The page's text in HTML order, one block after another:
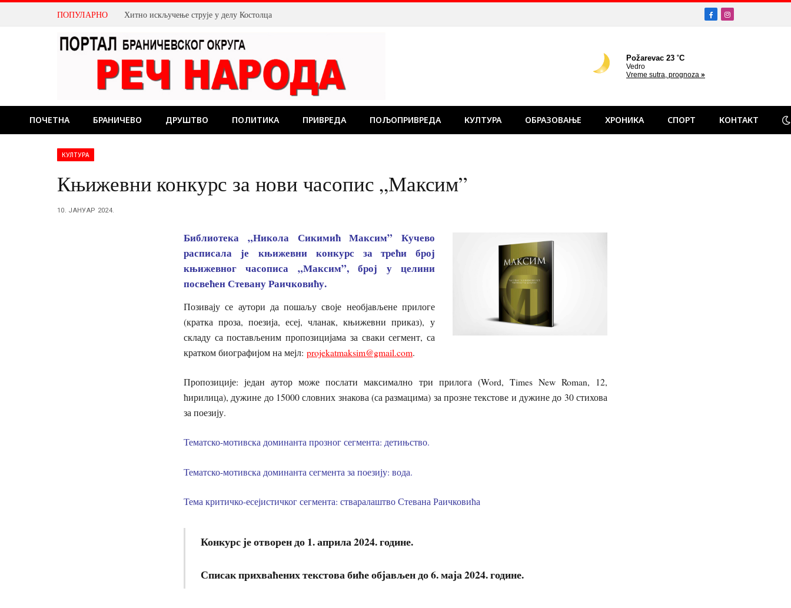
ПОПУЛАРНО Хитно искључење струје у делу Костолца FacebookInstagram
ПОЧЕТНА БРАНИЧЕВО ДРУШТВО ПОЛИТИКА ПРИВРЕДА ПОЉОПРИВРЕДА КУЛТУРА ОБРАЗОВАЊЕ ХРОНИКА СПОРТ КОНТАКТ
КУЛТУРА
Књижевни конкурс за нови часопис „Максим”
10. ЈАНУАР 2024.
Библиотека „Никола Сикимић Максим” Кучево
расписала је књижевни конкурс за трећи број
књижевног часописа „Максим”, број у целини
посвећен Стевану Раичковићу.
Позивају се аутори да пошаљу своје необјављене прилоге
(кратка проза, поезија, есеј, чланак, књижевни приказ), у
складу са постављеним пропозицијама за сваки сегмент, са
кратком биографијом на мејл: projekatmaksim@gmail.com.
Пропозиције: један аутор може послати максимално три прилога (Word, Times New Roman, 12,
ћирилица), дужине до 15000 словних знакова (са размацима) за прозне текстове и дужине до 30 стихова
за поезију.
Тематско-мотивска доминанта прозног сегмента: детињство.
Тематско-мотивска доминанта сегмента за поезију: вода.
Тема критичко-есејистичког сегмента: стваралаштво Стевана Раичковића
Конкурс је отворен до 1. априла 2024. године.
Списак прихваћених текстова биће објављен до 6. маја 2024. године.